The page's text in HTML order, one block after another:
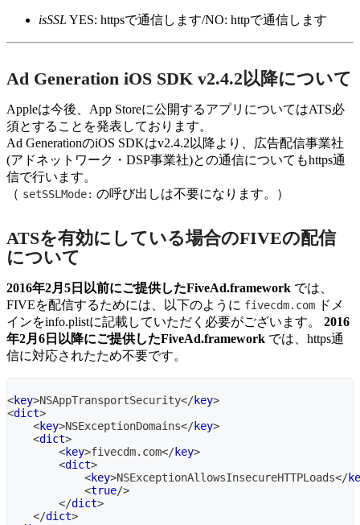
isSSL YES: httpsで通信します/NO: httpで通信します
Ad Generation iOS SDK v2.4.2以降について
Appleは今後、App Storeに公開するアプリについてはATS必
須とすることを発表しております。
Ad GenerationのiOS SDKはv2.4.2以降より、広告配信事業社
(アドネットワーク・DSP事業社)との通信についてもhttps通
信で行います。
（ setSSLMode: の呼び出しは不要になります。）
ATSを有効にしている場合のFIVEの配信
について
2016年2月5日以前にご提供したFiveAd.framework では、
FIVEを配信するためには、以下のように fivecdm.com ドメ
インをinfo.plistに記載していただく必要がございます。 2016
年2月6日以降にご提供したFiveAd.framework では、https通
信に対応されたため不要です。
<key>NSAppTransportSecurity</key>
<dict>
<key>NSExceptionDomains</key>
<dict>
<key>fivecdm.com</key>
<dict>
<key>NSExceptionAllowsInsecureHTTPLoads</
<true/>
</dict>
</dict>